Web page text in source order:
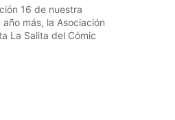
16 de nuestra
más, la Asociación
La Salita del Cómic